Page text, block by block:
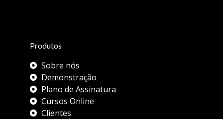
Produtos
Sobre nós
Demonstração
Plano de Assinatura
Cursos Online
Clientes